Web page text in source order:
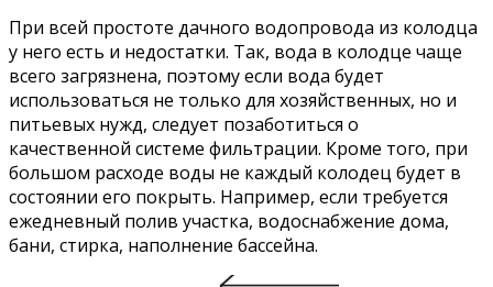
При всей простоте дачного водопровода из колодца
у него есть и недостатки. Так, вода в колодце чаще
всего загрязнена, поэтому если вода будет
использоваться не только для хозяйственных, но и
питьевых нужд, следует позаботиться о
качественной системе фильтрации. Кроме того, при
большом расходе воды не каждый колодец будет в
состоянии его покрыть. Например, если требуется
ежедневный полив участка, водоснабжение дома,
бани, стирка, наполнение бассейна.